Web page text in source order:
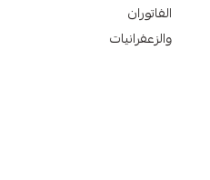
الفاتوران
والزعفرانيات